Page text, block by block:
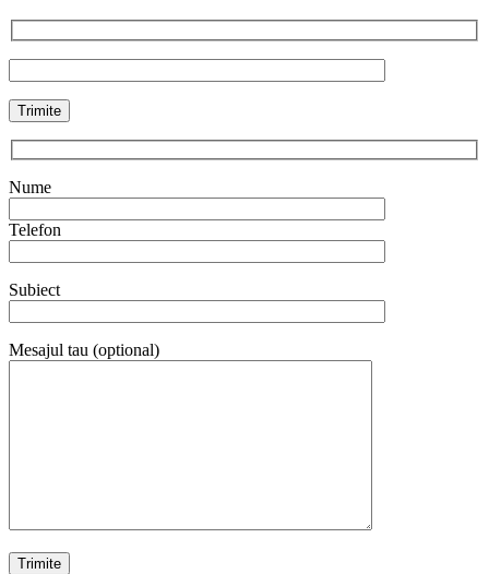
Nume
Telefon
Subiect
Mesajul tau (optional)